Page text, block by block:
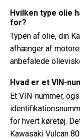
Hvilken type olie
for?
Typen af ​​olie, din
afhænger af
anbefalede
Hvad er et VIN-
Et VIN-nummer,
for hvert køretøj.
Kawasaki Vulcan